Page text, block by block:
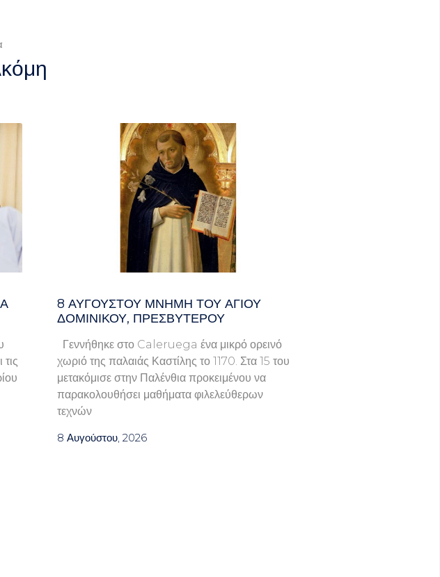
8 ΑΥΓΟΥΣΤΟΥ ΜΝΗΜΗ ΤΟΥ ΑΓΙΟΥ
ΔΟΜΙΝΙΚΟΥ, ΠΡΕΣΒΥΤΕΡΟΥ
Γεννήθηκε στο Caleruega ένα μικρό ορεινό
χωριό της παλαιάς Καστίλης το 1170. Στα 15 του
μετακόμισε στην Παλένθια προκειμένου να
παρακολουθήσει μαθήματα φιλελεύθερων
τεχνών
8 Αυγούστου, 2026